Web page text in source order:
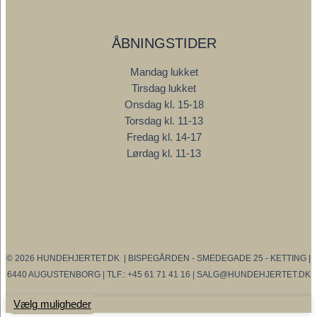
ÅBNINGSTIDER
Mandag lukket
Tirsdag lukket
Onsdag kl. 15-18
Torsdag kl. 11-13
Fredag kl. 14-17
Lørdag kl. 11-13
© 2026 HUNDEHJERTET.DK | BISPEGÅRDEN - SMEDEGADE 25 - KETTING |
6440 AUGUSTENBORG | TLF.: +45 61 71 41 16 | SALG@HUNDEHJERTET.DK
Vælg muligheder